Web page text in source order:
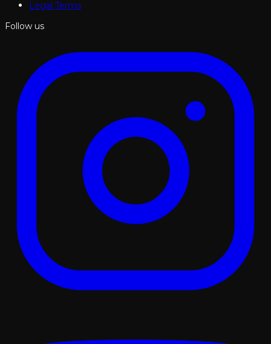
Legal Terms
Follow us